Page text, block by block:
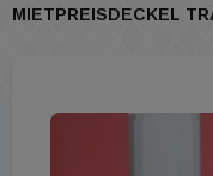
MIETPREISDECKEL